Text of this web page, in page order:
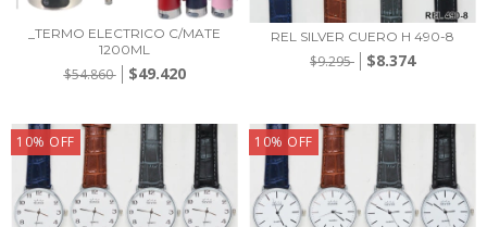
_TERMO ELECTRICO C/MATE
1200ML
$54.860 $49.420
REL SILVER CUERO H 490-8
$9.295 $8.374
10% OFF 10% OFF